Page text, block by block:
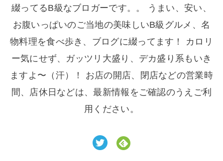
綴ってるB級なブロガーです。。 うまい、安い、
お腹いっぱいのご当地の美味しいB級グルメ、名
物料理を食べ歩き、ブログに綴ってます！ カロリ
ー気にせず、ガッツリ大盛り、デカ盛り系もいき
ますよ〜（汗）！ お店の開店、閉店などの営業時
間、店休日などは、最新情報をご確認のうえご利
用ください。